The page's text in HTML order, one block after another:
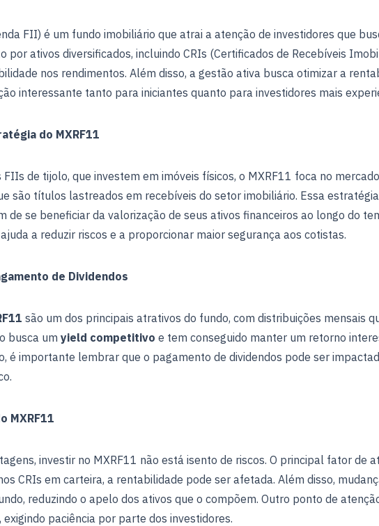
FII) é um fundo imobiliário que atrai a atenção de investidores que
por ativos diversificados, incluindo CRIs (Certificados de Recebíveis
nos rendimentos. Além disso, a gestão ativa busca otimizar a
interessante tanto para iniciantes quanto para investidores mais
do MXRF11
de tijolo, que investem em imóveis físicos, o MXRF11 foca no
são títulos lastreados em recebíveis do setor imobiliário. Essa
de se beneficiar da valorização de seus ativos financeiros ao longo do
a reduzir riscos e a proporcionar maior segurança aos cotistas.
de Dividendos
são um dos principais atrativos do fundo, com distribuições mensais
busca um yield competitivo e tem conseguido manter um retorno
é importante lembrar que o pagamento de dividendos pode ser
MXRF11
investir no MXRF11 não está isento de riscos. O principal fator de
CRIs em carteira, a rentabilidade pode ser afetada. Além disso,
reduzindo o apelo dos ativos que o compõem. Outro ponto de
paciência por parte dos investidores.